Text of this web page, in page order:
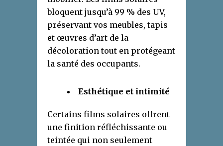
bloquent jusqu’à 99 % des UV,
préservant vos meubles, tapis
et œuvres d’art de la
décoloration tout en protégeant
la santé des occupants.
Esthétique et intimité
Certains films solaires offrent
une finition réfléchissante ou
teintée qui non seulement